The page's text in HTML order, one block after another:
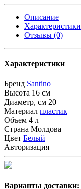
Описание
Характеристики
Отзывы (0)
Характеристики
Бренд Santino
Высота 16 см
Диаметр, см 20
Материал пластик
Объем 4 л
Страна Молдова
Цвет Белый
Авторизация
Варианты доставки: